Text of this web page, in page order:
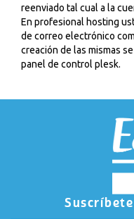
reenviado tal cual a la
En profesional hosting
de correo electrónico
creación de las mismas
panel de control plesk.